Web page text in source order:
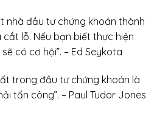
nhà đầu tư chứng khoán thành
lỗ. Nếu bạn biết thực hiện
có cơ hội”. – Ed Seykota
trong đầu tư chứng khoán là
tấn công”. – Paul Tudor Jones